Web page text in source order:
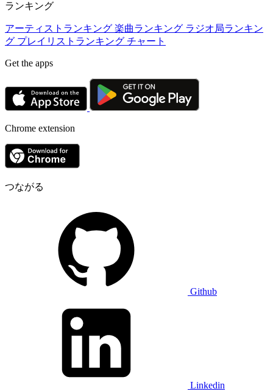
ランキング
アーティストランキング 楽曲ランキング ラジオ局ランキン
グ プレイリストランキング チャート
Get the apps
Chrome extension
つながる
Github
Linkedin